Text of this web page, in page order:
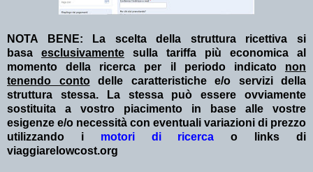
NOTA BENE: La scelta della struttura ricettiva si
basa esclusivamente sulla tariffa più economica al
momento della ricerca per il periodo indicato non
tenendo contodelle caratteristiche e/o servizi della
struttura stessa. La stessa può essere ovviamente
sostituita a vostro piacimento in base alle vostre
esigenze e/o necessità con eventuali variazioni di prezzo
utilizzando i motori di ricerca o links di
viaggiarelowcost.org